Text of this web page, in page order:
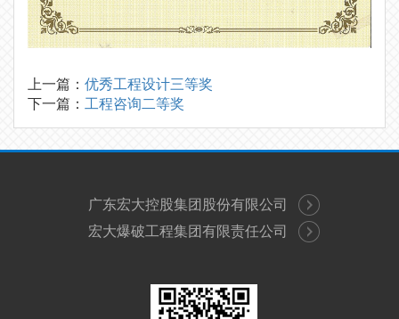
上一篇： 优秀工程设计三等奖
下一篇： 工程咨询二等奖
广东宏大控股集团股份有限公司
宏大爆破工程集团有限责任公司